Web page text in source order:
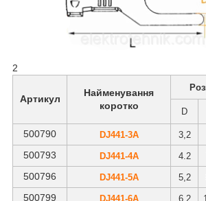
2
Артикул
Найменування
коротко
D
500790 DJ441-3А 3,2
500793
DJ441-4А 4.2
500796
DJ441-5А 5,2
500799
DJ441-6А 6,2